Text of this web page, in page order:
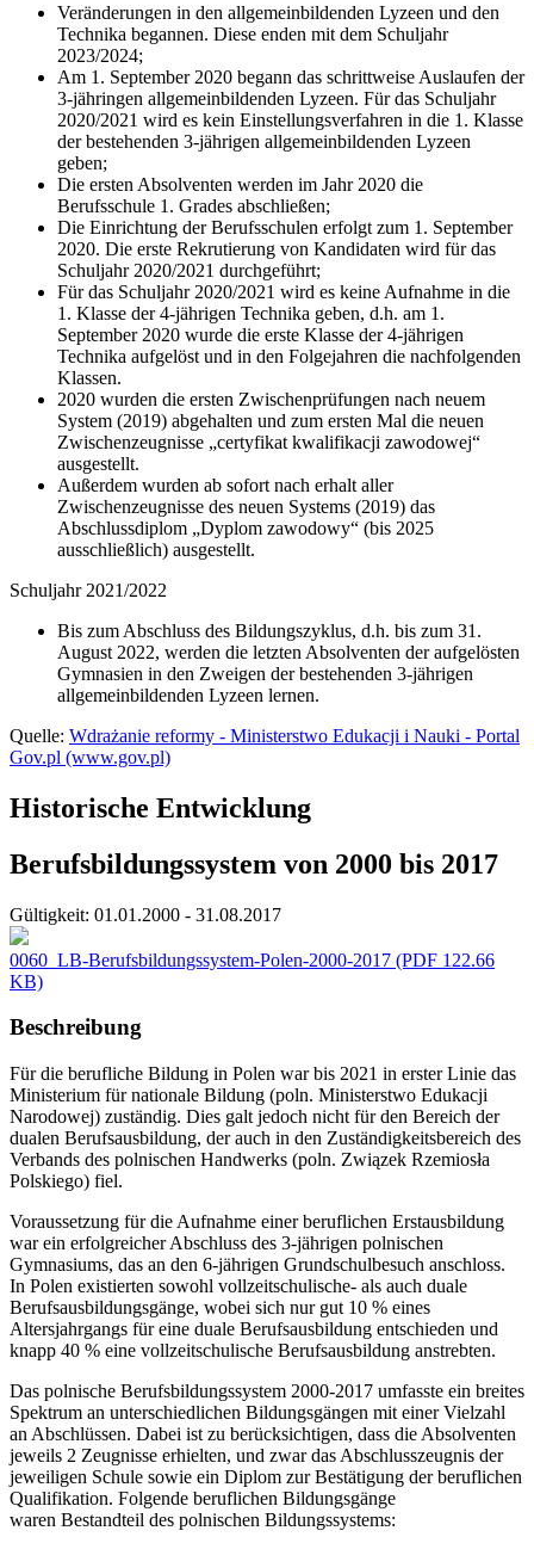
Veränderungen in den allgemeinbildenden Lyzeen und den
Technika begannen. Diese enden mit dem Schuljahr
2023/2024;
Am 1. September 2020 begann das schrittweise Auslaufen der
3-jähringen allgemeinbildenden Lyzeen. Für das Schuljahr
2020/2021 wird es kein Einstellungsverfahren in die 1. Klasse
der bestehenden 3-jährigen allgemeinbildenden Lyzeen
geben;
Die ersten Absolventen werden im Jahr 2020 die
Berufsschule 1. Grades abschließen;
Die Einrichtung der Berufsschulen erfolgt zum 1. September
2020. Die erste Rekrutierung von Kandidaten wird für das
Schuljahr 2020/2021 durchgeführt;
Für das Schuljahr 2020/2021 wird es keine Aufnahme in die
1. Klasse der 4-jährigen Technika geben, d.h. am 1.
September 2020 wurde die erste Klasse der 4-jährigen
Technika aufgelöst und in den Folgejahren die nachfolgenden
Klassen.
2020 wurden die ersten Zwischenprüfungen nach neuem
System (2019) abgehalten und zum ersten Mal die neuen
Zwischenzeugnisse „certyfikat kwalifikacji zawodowej“
ausgestellt.
Außerdem wurden ab sofort nach erhalt aller
Zwischenzeugnisse des neuen Systems (2019) das
Abschlussdiplom „Dyplom zawodowy“ (bis 2025
ausschließlich) ausgestellt.
Schuljahr 2021/2022
Bis zum Abschluss des Bildungszyklus, d.h. bis zum 31.
August 2022, werden die letzten Absolventen der aufgelösten
Gymnasien in den Zweigen der bestehenden 3-jährigen
allgemeinbildenden Lyzeen lernen.
Quelle: Wdrażanie reformy - Ministerstwo Edukacji i Nauki - Portal
Gov.pl (www.gov.pl)
Historische Entwicklung
Berufsbildungssystem von 2000 bis 2017
Gültigkeit: 01.01.2000 - 31.08.2017
0060_LB-Berufsbildungssystem-Polen-2000-2017 (PDF 122.66
KB)
Beschreibung
Für die berufliche Bildung in Polen war bis 2021 in erster Linie das
Ministerium für nationale Bildung (poln. Ministerstwo Edukacji
Narodowej) zuständig. Dies galt jedoch nicht für den Bereich der
dualen Berufsausbildung, der auch in den Zuständigkeitsbereich des
Verbands des polnischen Handwerks (poln. Związek Rzemiosła
Polskiego) fiel.
Voraussetzung für die Aufnahme einer beruflichen Erstausbildung
war ein erfolgreicher Abschluss des 3-jährigen polnischen
Gymnasiums, das an den 6-jährigen Grundschulbesuch anschloss.
In Polen existierten sowohl vollzeitschulische- als auch duale
Berufsausbildungsgänge, wobei sich nur gut 10 % eines
Altersjahrgangs für eine duale Berufsausbildung entschieden und
knapp 40 % eine vollzeitschulische Berufsausbildung anstrebten.
Das polnische Berufsbildungssystem 2000-2017 umfasste ein breites
Spektrum an unterschiedlichen Bildungsgängen mit einer Vielzahl
an Abschlüssen. Dabei ist zu berücksichtigen, dass die Absolventen
jeweils 2 Zeugnisse erhielten, und zwar das Abschlusszeugnis der
jeweiligen Schule sowie ein Diplom zur Bestätigung der beruflichen
Qualifikation. Folgende beruflichen Bildungsgänge
waren Bestandteil des polnischen Bildungssystems: